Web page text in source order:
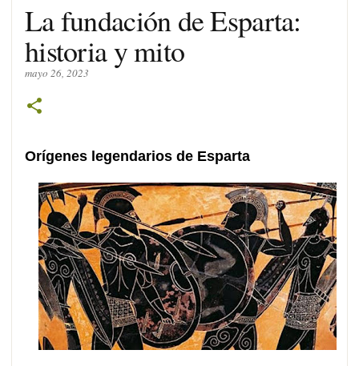
La fundación de Esparta:
historia y mito
mayo 26, 2023
Orígenes legendarios de Esparta